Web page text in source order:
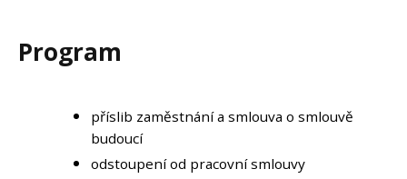
Program
příslib zaměstnání a smlouva o smlouvě
budoucí
odstoupení od pracovní smlouvy